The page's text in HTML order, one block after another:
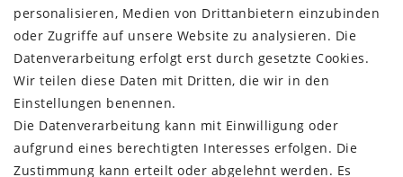
Rückgabeinformationen
Zahlungsinformationen
Vorkasse (3% Rabatt)
Paypal
personalisieren, Medien von Drittanbietern einzubinden
oder Zugriffe auf unsere Website zu analysieren. Die
Datenverarbeitung erfolgt erst durch gesetzte Cookies.
Wir teilen diese Daten mit Dritten, die wir in den
Einstellungen benennen.
Die Datenverarbeitung kann mit Einwilligung oder
aufgrund eines berechtigten Interesses erfolgen. Die
Zustimmung kann erteilt oder abgelehnt werden. Es